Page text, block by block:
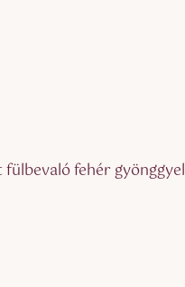
fülbevaló fehér gyönggyel